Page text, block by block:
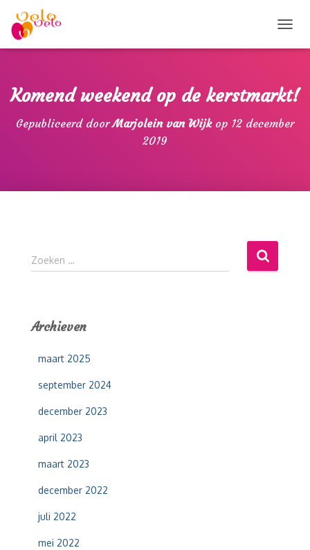
O
E
A
T
Komend weekend op de kerstmarkt!
Gepubliceerd doorMarjolein van Wijkop 12 december
2019
Z
o
n
Zoeken …
Archieven
maart 2025
september 2024
december 2023
april 2023
maart 2023
december 2022
juli 2022
mei 2022